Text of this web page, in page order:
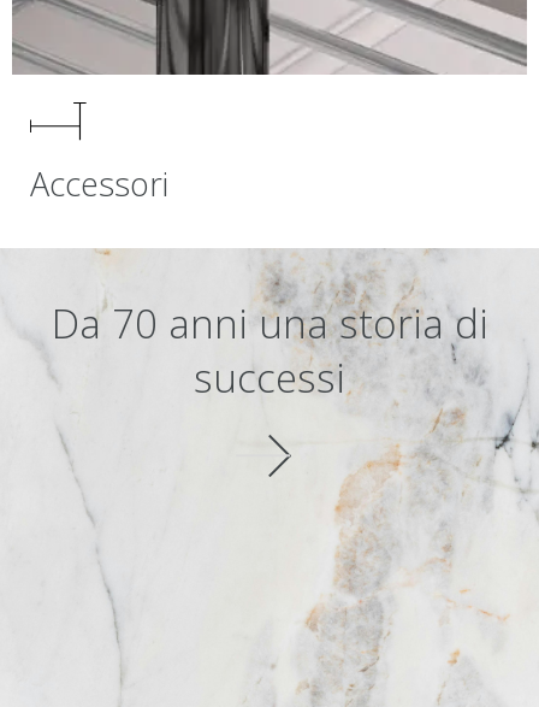
Accessori
Da 70 anni una storia di
successi